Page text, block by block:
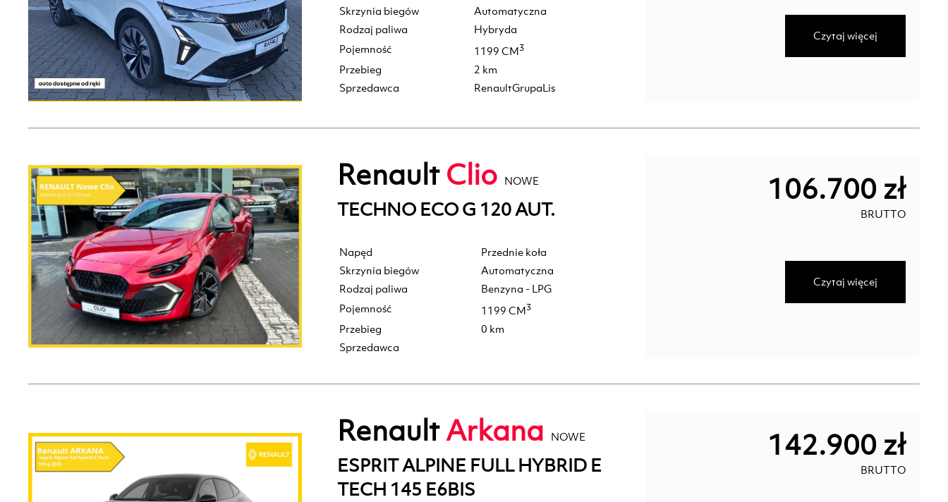
Skrzynia biegów
Automatyczna
Rodzaj paliwa
Hybryda
Pojemność
1199 CM3
Przebieg
2 km
Sprzedawca
RenaultGrupaLis
Czytaj więcej
RenaultClio NOWE
TECHNO ECO G 120 AUT.
Napęd
Przednie koła
Skrzynia biegów
Automatyczna
Rodzaj paliwa
Benzyna - LPG
Pojemność
1199 CM3
Przebieg
0 km
Sprzedawca
106.700 zł
BRUTTO
Czytaj więcej
RenaultArkana NOWE
ESPRIT ALPINE FULL HYBRID E
TECH 145 E6BIS
142.900 zł
BRUTTO